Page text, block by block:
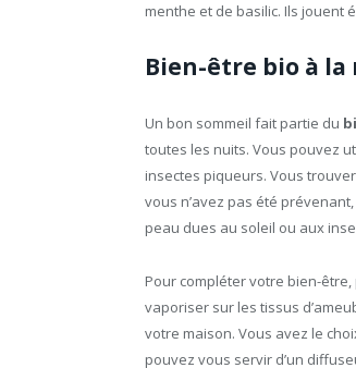
menthe et de basilic. Ils jouent
Bien-être bio à la
Un bon sommeil fait partie du
toutes les nuits. Vous pouvez
insectes piqueurs. Vous
vous n’avez pas été
peau dues au soleil ou aux
Pour compléter votre bien-
vaporiser sur les tissus
votre maison. Vous avez le
pouvez vous servir d’un